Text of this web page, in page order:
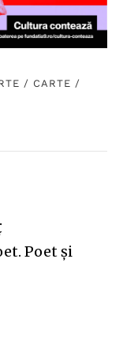
/ CARTE /
Poet și